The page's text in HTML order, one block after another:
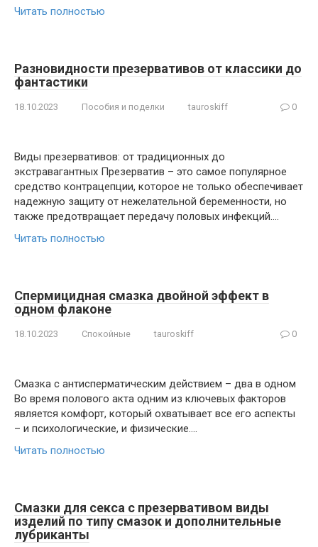
Читать полностью
Разновидности презервативов от классики до
фантастики
18.10.2023 Пособия и поделки tauroskiff 0
Виды презервативов: от традиционных до
экстравагантных Презерватив – это самое популярное
средство контрацепции, которое не только обеспечивает
надежную защиту от нежелательной беременности, но
также предотвращает передачу половых инфекций….
Читать полностью
Спермицидная смазка двойной эффект в
одном флаконе
18.10.2023 Спокойные tauroskiff 0
Смазка с антисперматическим действием – два в одном
Во время полового акта одним из ключевых факторов
является комфорт, который охватывает все его аспекты
– и психологические, и физические….
Читать полностью
Смазки для секса с презервативом виды
изделий по типу смазок и дополнительные
лубриканты